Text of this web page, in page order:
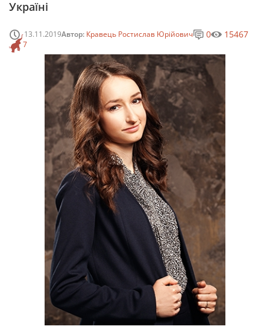
Україні
13.11.2019Автор: Кравець Ростислав Юрійович
7
0 15467